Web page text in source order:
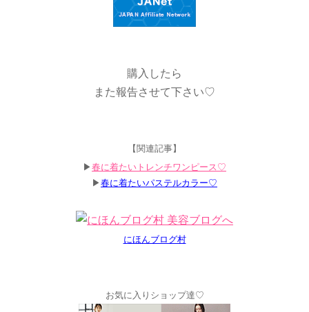
購入したら
また報告させて下さい♡
【関連記事】
▶︎春に着たいトレンチワンピース♡
▶︎春に着たいパステルカラー♡
にほんブログ村
お気に入りショップ達♡